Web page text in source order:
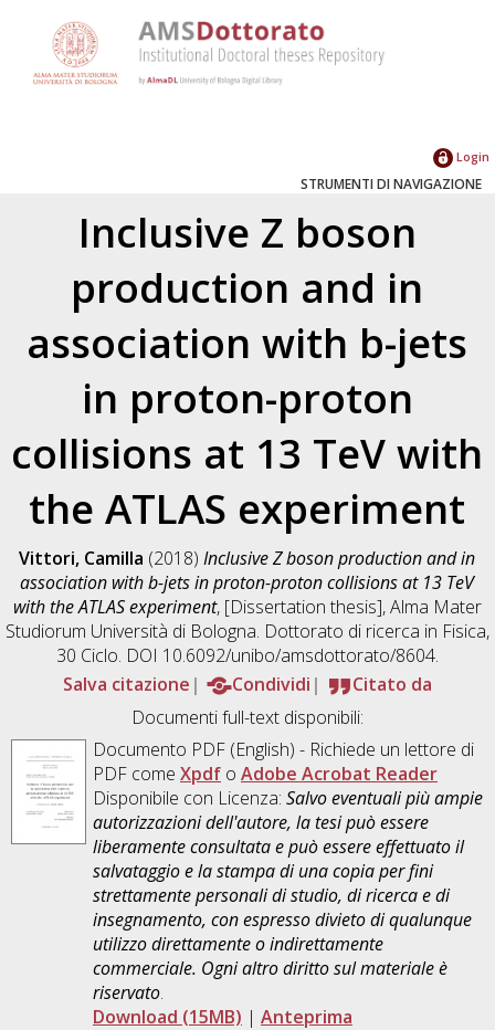
Login
STRUMENTI DI NAVIGAZIONE
Inclusive Z boson
production and in
association with b-jets
in proton-proton
collisions at 13 TeV with
the ATLAS experiment
Vittori, Camilla (2018)Inclusive Z boson production and in
association with b-jets in proton-proton collisions at 13 TeV
with the ATLAS experiment, [Dissertation thesis], Alma Mater
Studiorum Università di Bologna. Dottorato di ricerca in Fisica,
30 Ciclo. DOI 10.6092/unibo/amsdottorato/8604.
Salva citazione
Condividi
Citato da
Documenti full-text disponibili:
Documento PDF(English) - Richiede un lettore di
PDF come Xpdfo Adobe Acrobat Reader
Disponibile con Licenza: Salvo eventuali più ampie
autorizzazioni dell'autore, la tesi può essere
liberamente consultata e può essere effettuato il
salvataggio e la stampa di una copia per fini
strettamente personali di studio, di ricerca e di
insegnamento, con espresso divieto di qualunque
utilizzo direttamente o indirettamente
commerciale. Ogni altro diritto sul materiale è
riservato.
Download (15MB) | Anteprima